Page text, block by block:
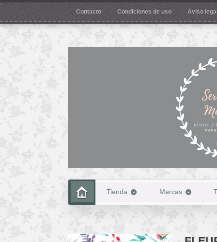
Contacto Condiciones de uso Aviso
Tienda Marcas